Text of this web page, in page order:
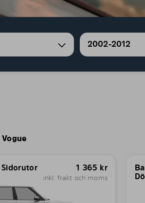
2002-2012
1 365 kr
inkl. frakt och moms